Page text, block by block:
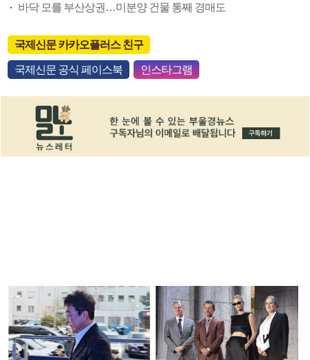
바닥 모를 부산상권…미분양 건물 통째 경매도
국제신문 카카오플러스 친구
국제신문 공식 페이스북 인스타그램